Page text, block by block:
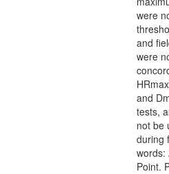
were
and
were
and
tests,
not be
during
words:
Point.